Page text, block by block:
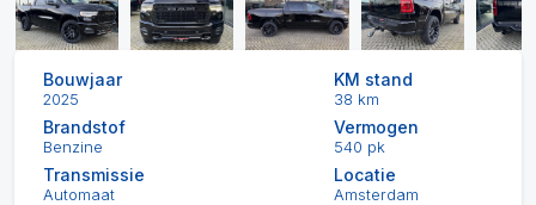
Bouwjaar
2025
KM stand
38 km
Brandstof
Benzine
Vermogen
540 pk
Transmissie
Automaat
Locatie
Amsterdam